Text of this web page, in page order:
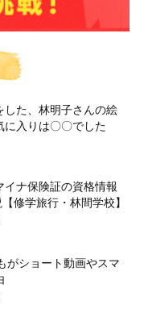
した、林明子さんの絵
に入りは〇〇でした
ナ保険証の資格情報
修学旅行・林間学校】
がショート動画やスマ